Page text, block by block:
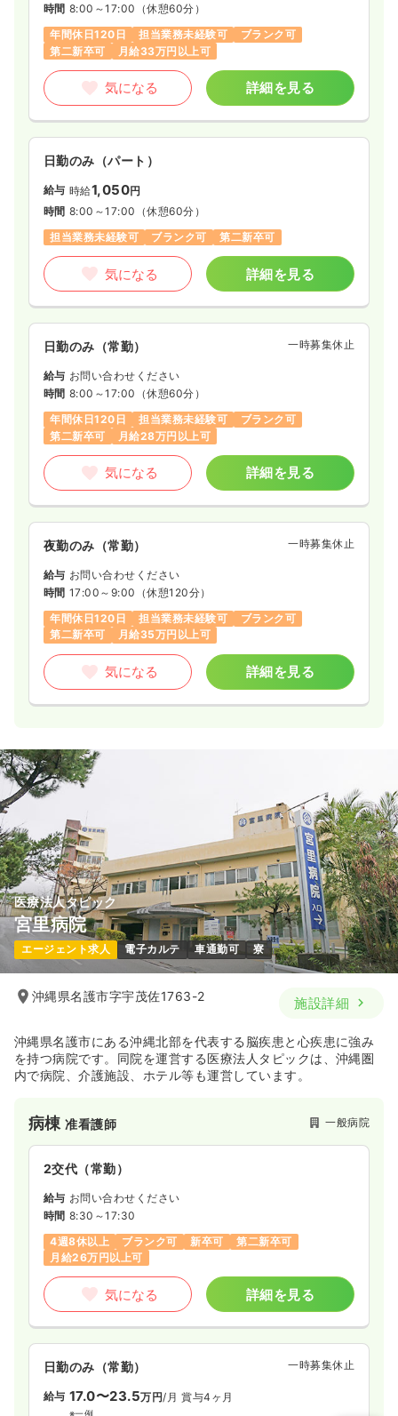
時間 8:00～17:00 （休憩60分）
年間休日120日
担当業務未経験可
ブランク可
第二新卒可
月給33万円以上可
気になる 詳細を見る
日勤のみ（パート）
給与 時給1,050円
時間 8:00～17:00 （休憩60分）
担当業務未経験可
ブランク可 第二新卒可
気になる 詳細を見る
日勤のみ（常勤） 一時募集休止
給与 お問い合わせください
時間 8:00～17:00 （休憩60分）
年間休日120日
担当業務未経験可
ブランク可
第二新卒可
月給28万円以上可
気になる 詳細を見る
夜勤のみ（常勤） 一時募集休止
給与 お問い合わせください
時間 17:00～9:00 （休憩120分）
年間休日120日
担当業務未経験可
ブランク可
第二新卒可
月給35万円以上可
気になる 詳細を見る
医療法人タピック
宮里病院
エージェント求人 電子カルテ 車通勤可 寮
沖縄県名護市字宇茂佐1763-2 施設詳細
沖縄県名護市にある沖縄北部を代表する脳疾患と心疾患に強み
を持つ病院です。同院を運営する医療法人タピックは、沖縄圏
内で病院、介護施設、ホテル等も運営しています。
病棟准看護師 一般病院
2交代（常勤）
給与 お問い合わせください
時間 8:30～17:30
4週8休以上
ブランク可 新卒可
第二新卒可
月給26万円以上可
気になる 詳細を見る
日勤のみ（常勤） 一時募集休止
給与 17.0〜23.5万円/月 賞与4ヶ月
※一例